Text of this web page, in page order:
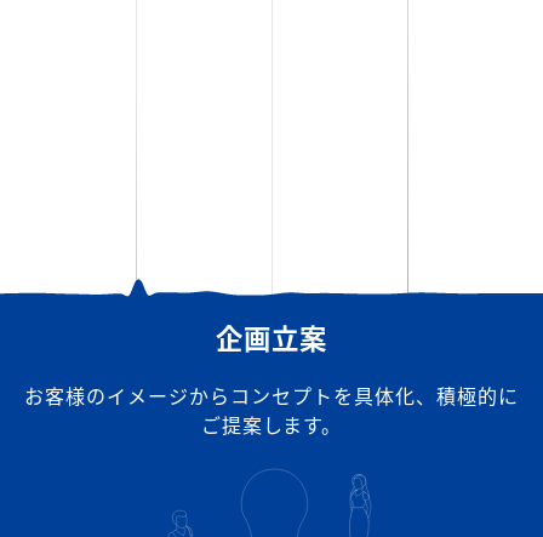
企画立案
お客様のイメージからコンセプトを具体化、 積極的に
ご提案します。